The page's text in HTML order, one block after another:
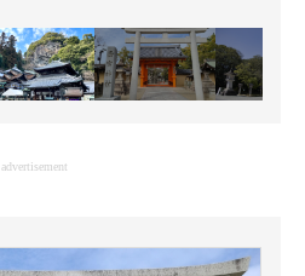
advertisement